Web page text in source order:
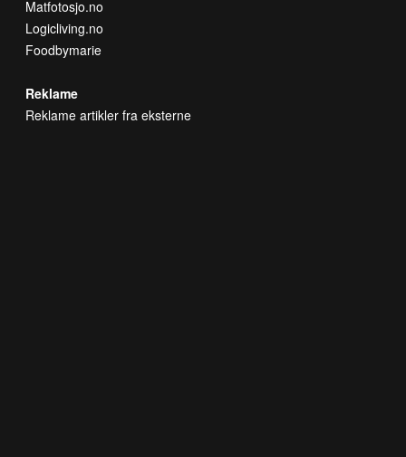
Matfotosjo.no
Logicliving.no
Foodbymarie
Reklame
Reklame artikler fra eksterne